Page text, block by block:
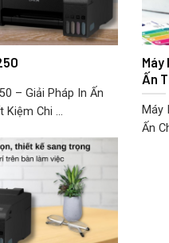
– Giải Pháp In Ấn
Kiệm Chi ...
Máy
Ấn
Máy
Ấn